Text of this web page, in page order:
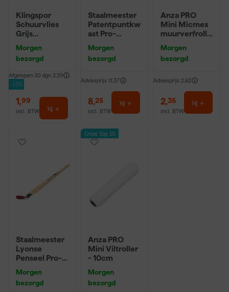
Klingspor
Schuurvlies
Grijs
Ultra Fijn
Morgen
bezorgd
Afgelopen 30 dgn 2,29
-13%
1,99
incl. BTW
Staalmeester
Patentpuntkw
ast Pro-
10 (2cm)
Morgen
bezorgd
Adviesprijs 11,37
8,25
incl. BTW
Anza PRO
Mini Micmex
muurverfrolle
Morgen
bezorgd
Adviesprijs 2,62
2,35
incl. BTW
Staalmeester
Lyonse
Penseel Pro-
16
Morgen
bezorgd
Onze Top 10
Anza PRO
Mini Viltroller
- 10cm
Morgen
bezorgd